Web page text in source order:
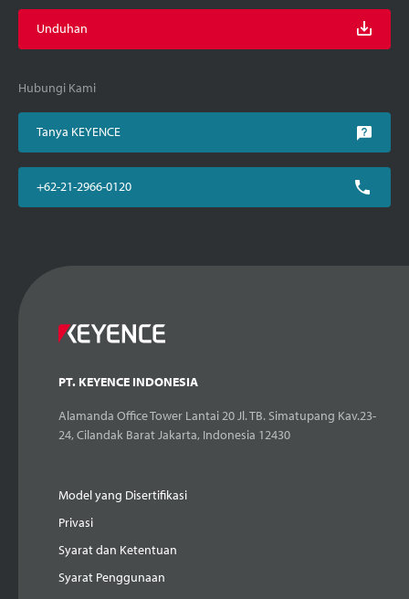
Unduhan
Hubungi Kami
Tanya KEYENCE
+62-21-2966-0120
PT. KEYENCE INDONESIA
Alamanda Office Tower Lantai 20 Jl. TB. Simatupang Kav.23-
24, Cilandak Barat Jakarta, Indonesia 12430
Model yang Disertifikasi
Privasi
Syarat dan Ketentuan
Syarat Penggunaan